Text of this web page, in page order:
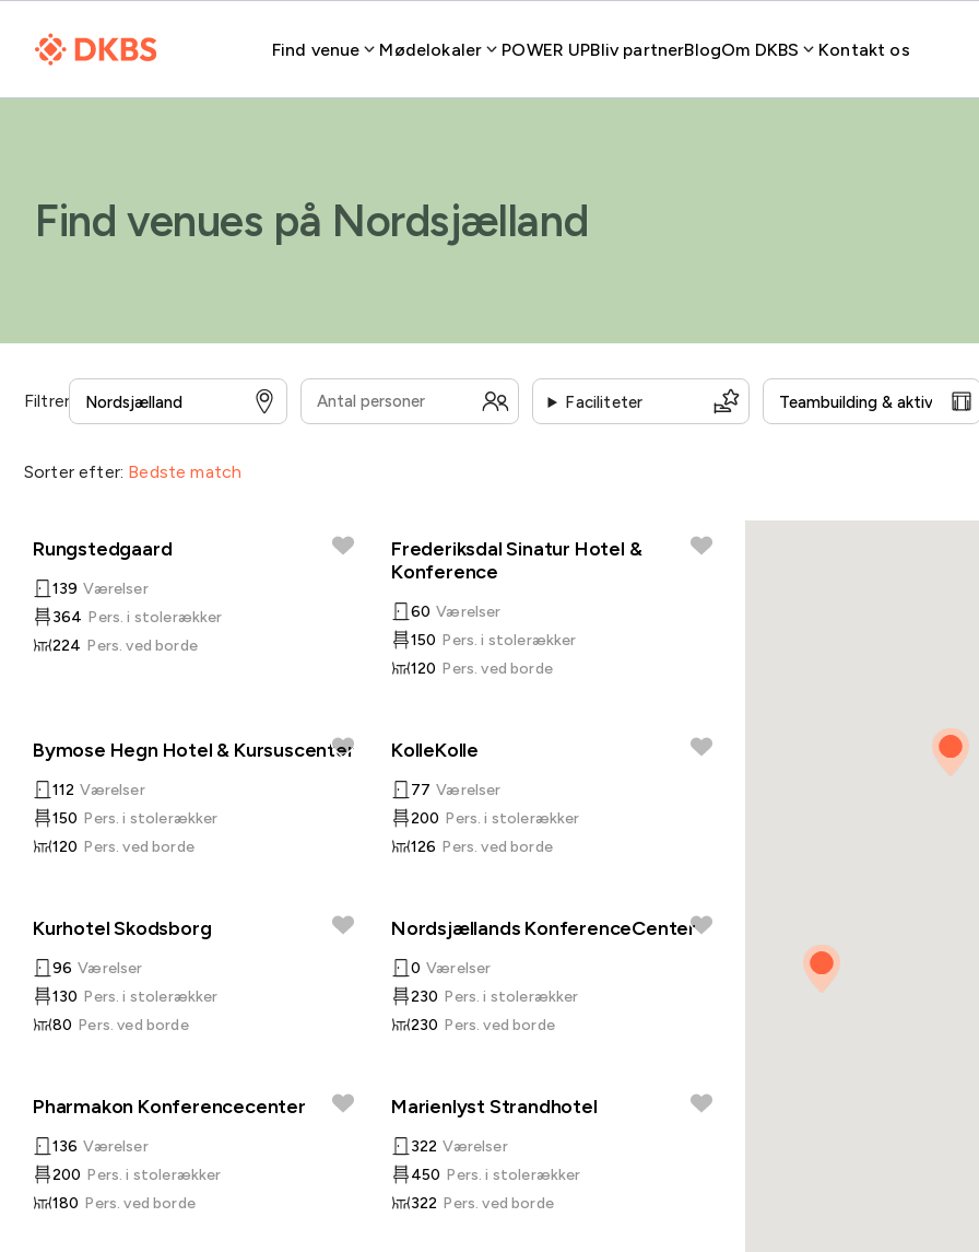
Find venue Mødelokaler POWER UPBliv partnerBlogOm DKBS Kontakt os
Find venues på Nordsjælland
Filtrer Faciliteter
Sorter efter: Bedste match
Rungstedgaard
139 Værelser
364 Pers. i stolerækker
224 Pers. ved borde
Frederiksdal Sinatur Hotel &
Konference
60 Værelser
150 Pers. i stolerækker
120 Pers. ved borde
Bymose Hegn Hotel & Kursuscenter
112 Værelser
150 Pers. i stolerækker
120 Pers. ved borde
KolleKolle
77 Værelser
200 Pers. i stolerækker
126 Pers. ved borde
Kurhotel Skodsborg
96 Værelser
130 Pers. i stolerækker
80 Pers. ved borde
Nordsjællands KonferenceCenter
0 Værelser
230 Pers. i stolerækker
230 Pers. ved borde
Pharmakon Konferencecenter
136 Værelser
200 Pers. i stolerækker
180 Pers. ved borde
Marienlyst Strandhotel
322 Værelser
450 Pers. i stolerækker
322 Pers. ved borde